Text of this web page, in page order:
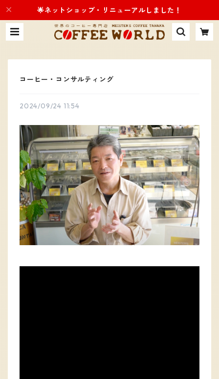
🌟ネットショップ・リニューアルしました！
コーヒー・コンサルティング
2024/09/24 11:54